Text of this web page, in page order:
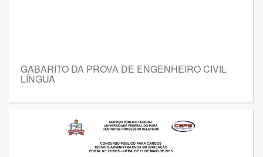
GABARITO DA PROVA DE ENGENHEIRO CIVIL
LÍNGUA